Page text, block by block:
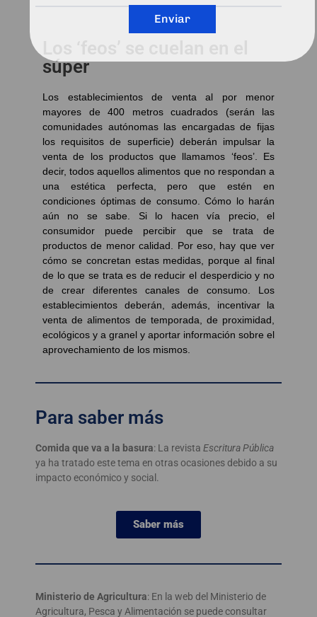
súper
Los establecimientos de venta al por menor
mayores de 400 metros cuadrados (serán las
comunidades autónomas las encargadas de fijas
los requisitos de superficie) deberán impulsar la
venta de los productos que llamamos ‘feos’. Es
decir, todos aquellos alimentos que no respondan a
una estética perfecta, pero que estén en
condiciones óptimas de consumo. Cómo lo harán
aún no se sabe. Si lo hacen vía precio, el
consumidor puede percibir que se trata de
productos de menor calidad. Por eso, hay que ver
cómo se concretan estas medidas, porque al final
de lo que se trata es de reducir el desperdicio y no
de crear diferentes canales de consumo. L os
establecimientos deberán, además, incentivar la
venta de alimentos de temporada, de proximidad,
ecológicos y a granel y aportar información sobre el
aprovechamiento de los mismos.
Para saber más
Comida que va a la basura: La revista Escritura Pública
ya ha tratado este tema en otras ocasiones debido a su
impacto económico y social.
Saber más
Ministerio de Agricultura: En la web del Ministerio de
Agricultura, Pesca y Alimentación se puede consultar
Enviar